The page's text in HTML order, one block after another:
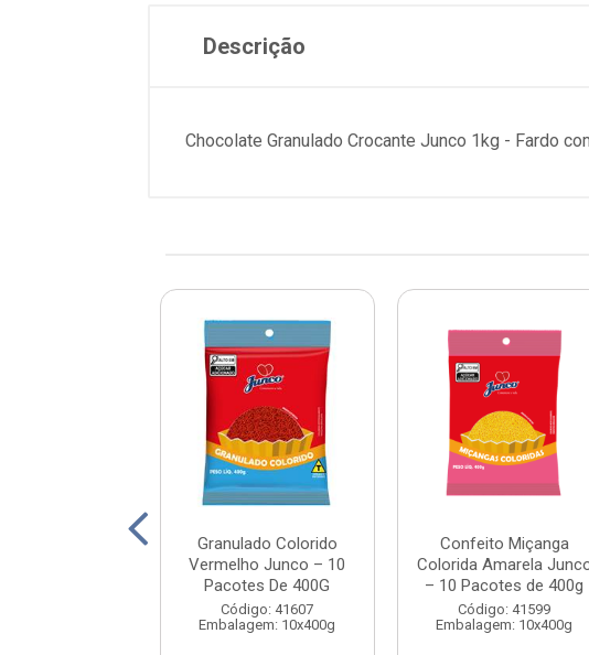
Descrição
Chocolate Granulado Crocante Junco 1kg - Fardo
Granulado Colorido
Vermelho Junco – 10
Pacotes De 400G
Código: 41607
Embalagem: 10x400g
Confeito Miçanga
Colorida Amarela
– 10 Pacotes de 400g
Código: 41599
Embalagem: 10x400g